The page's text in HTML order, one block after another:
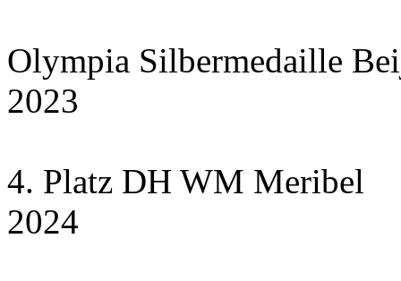
Olympia Silbermedaille
2023
4. Platz DH WM Meribel
2024